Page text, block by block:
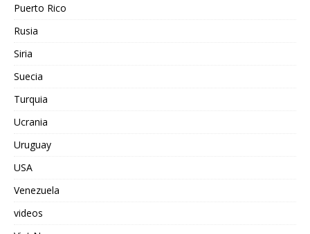
Puerto Rico
Rusia
Siria
Suecia
Turquia
Ucrania
Uruguay
USA
Venezuela
videos